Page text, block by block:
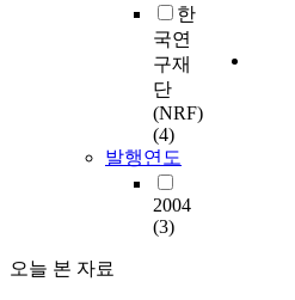
한
국연
구재
단
(NRF)
(4)
발행연도
2004
(3)
오늘 본 자료